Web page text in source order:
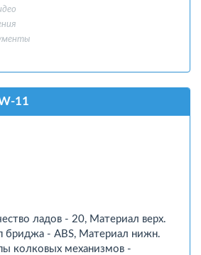
11
ладов - 20, Материал верх.
бриджа - ABS, Материал нижн.
колковых механизмов -